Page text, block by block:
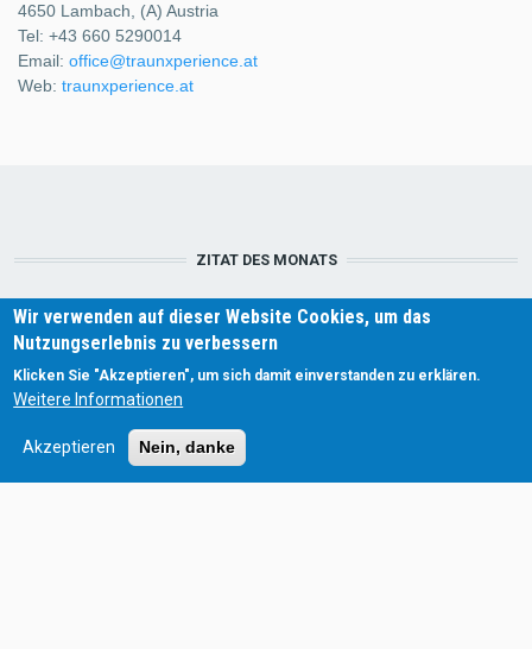
4650 Lambach, (A) Austria
Tel: +43 660 5290014
Email: office@traunxperience.at
Web: traunxperience.at
ZITAT DES MONATS
„Der Sturm wird immer stärker,
macht nichts ich auch. “
Wir verwenden auf dieser Website Cookies, um das
Nutzungserlebnis zu verbessern
Klicken Sie "Akzeptieren", um sich damit einverstanden zu erklären.
Weitere Informationen
Akzeptieren Nein, danke